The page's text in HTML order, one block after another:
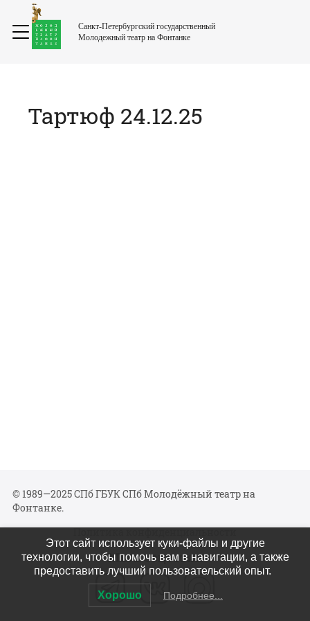
Санкт-Петербургский государственный
Молодежный театр на Фонтанке
Тартюф 24.12.25
© 1989—2025 СПб ГБУК СПб Молодёжный театр на
Фонтанке.
Политика конфиденциальности
Мы в соцсетях
Этот сайт использует куки-файлы и другие
технологии, чтобы помочь вам в навигации, а также
предоставить лучший пользовательский опыт.
Хорошо Подробнее...